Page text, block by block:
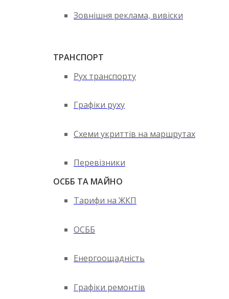
Зовнішня реклама, вивіски
ТРАНСПОРТ
Рух транспорту
Графіки руху
Схеми укриттів на маршрутах
Перевізники
ОСББ ТА МАЙНО
Тарифи на ЖКП
ОСББ
Енергоощадність
Графіки ремонтів